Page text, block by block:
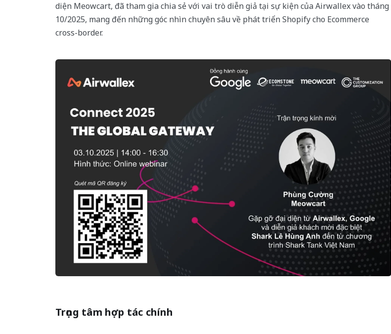
diện Meowcart, đã tham gia chia sẻ với vai trò diễn giả tại sự kiện của Airwallex vào tháng
10/2025, mang đến những góc nhìn chuyên sâu về phát triển Shopify cho Ecommerce
cross-border.
Trọng tâm hợp tác chính